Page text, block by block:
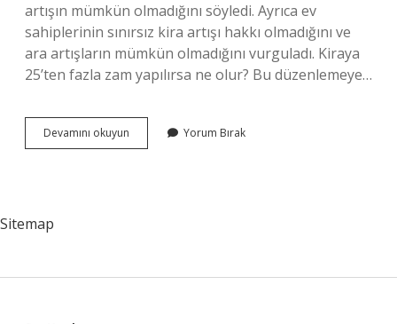
artışın mümkün olmadığını söyledi. Ayrıca ev
sahiplerinin sınırsız kira artışı hakkı olmadığını ve
ara artışların mümkün olmadığını vurguladı. Kiraya
25’ten fazla zam yapılırsa ne olur? Bu düzenlemeye…
Devamını okuyun
En
Yorum Bırak
Sitemap